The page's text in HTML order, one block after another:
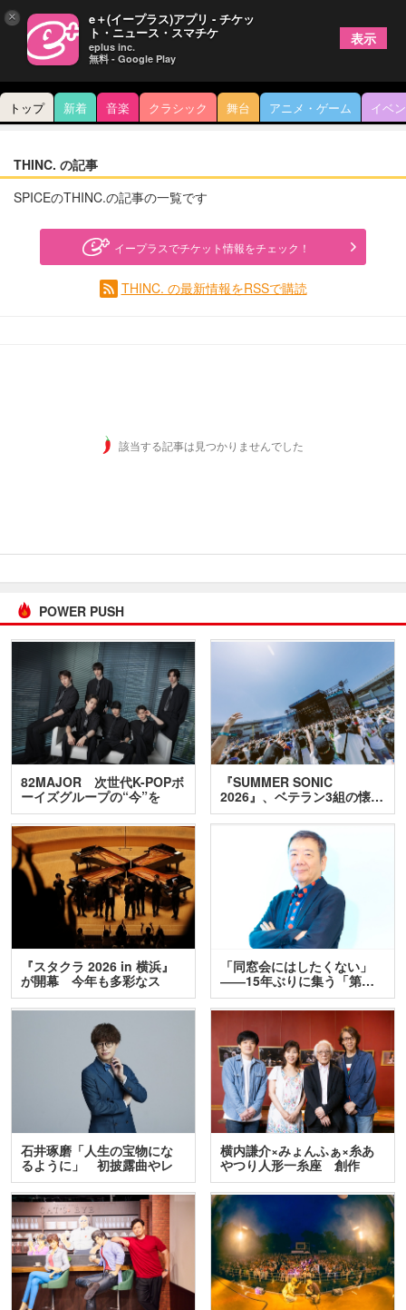
トップ 新着 音楽 クラシック 舞台 アニメ・ゲーム イベ
THINC. の記事
SPICEのTHINC.の記事の一覧です
イープラスでチケット情報をチェック！
THINC. の最新情報をRSSで購読
該当する記事は見つかりませんでした
POWER PUSH
82MAJOR 次世代K-POPボ
ーイズグループの“今”を
訊…
『SUMMER SONIC
2026』、ベテラン3組の懐…
『スタクラ 2026 in 横浜』
が開幕 今年も多彩なス
テ…
「同窓会にはしたくない」
――15年ぶりに集う「第…
石井琢磨「人生の宝物にな
るように」 初披露曲やレ
ア…
横内謙介×みょんふぁ×糸あ
やつり人形一糸座 創作
人…
× e＋(イープラス)アプリ - チケッ
ト・ニュース・スマチケ
eplus inc.
無料 - Google Play
表示